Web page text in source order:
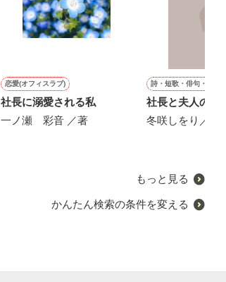
恋愛(オフィスラブ)
社長に溺愛される私
一ノ瀬 彩音 ／著
詩・短歌・俳句・川柳
社長と夫人の物語
冬咲しをり／著
もっと見る
かんたん検索の条件を変える